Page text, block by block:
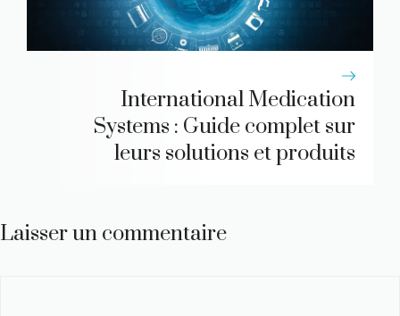
International Medication
Systems : Guide complet sur
leurs solutions et produits
Laisser un commentaire